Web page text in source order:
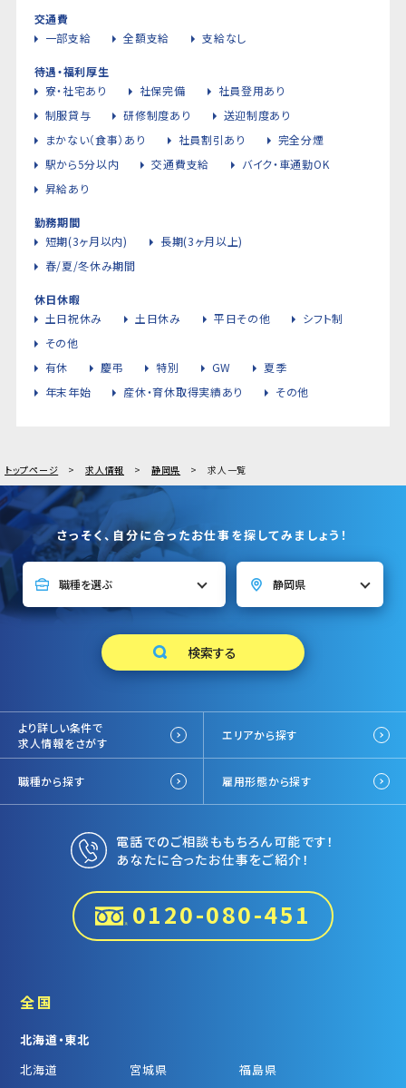
交通費
一部支給
全額支給 支給なし
待遇・福利厚生
寮・社宅あり
社保完備
社員登用あり
制服貸与
研修制度あり
送迎制度あり
まかない（食事）あり
社員割引あり
完全分煙
駅から5分以内
交通費支給
バイク・車通勤OK
昇給あり
勤務期間
短期(3ヶ月以内)
長期(3ヶ月以上)
春/夏/冬休み期間
休日休暇
土日祝休み
土日休み 平日その他
シフト制
その他
有休
慶弔 特別 GW
夏季
年末年始
産休・育休取得実績あり その他
トップページ 求人情報 静岡県 求人一覧
さっそく、自分に合ったお仕事を探してみましょう！
より詳しい条件で
求人情報をさがす
エリアから探す
職種から探す 雇用形態から探す
電話でのご相談ももちろん可能です！
あなたに合ったお仕事をご紹介！
0120-080-451
全国
北海道・東北
北海道
宮城県 福島県